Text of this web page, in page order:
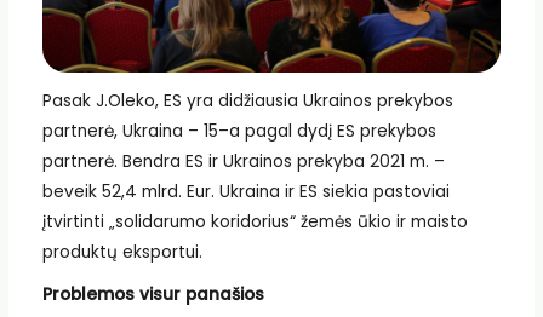
Pasak J.Oleko, ES yra didžiausia Ukrainos prekybos
partnerė, Ukraina – 15–a pagal dydį ES prekybos
partnerė. Bendra ES ir Ukrainos prekyba 2021 m. –
beveik 52,4 mlrd. Eur. Ukraina ir ES siekia pastoviai
įtvirtinti „solidarumo koridorius“ žemės ūkio ir maisto
produktų eksportui.
Problemos visur panašios